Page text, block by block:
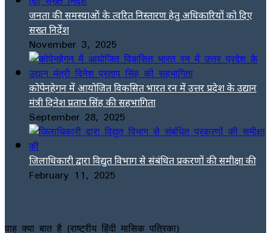
जनता की समस्याओं के त्वरित निस्तारण हेतु अधिकारियों को दिए
सख्त निर्देश
November 3, 2025
कोपेनहेगन में आयोजित विकसित भारत रन में उत्तर प्रदेश के उद्यान
मंत्री दिनेश प्रताप सिंह की सहभागिता
September 28, 2025
जिलाधिकारी द्वारा विद्युत विभाग से संबंधित प्रकरणों की समीक्षा की
February 11, 2025
वाह क्या बात है (राष्ट्रीय हिंदी मासिक पत्रिका)